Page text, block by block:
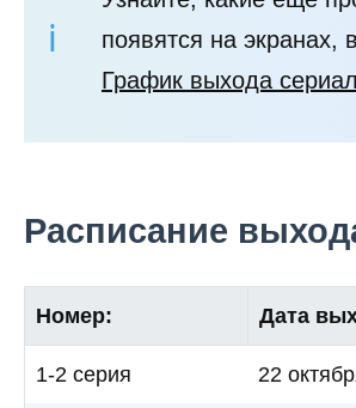
появятся на экранах,
График выхода
Расписание
Номер: Дата
1-2 серия 22